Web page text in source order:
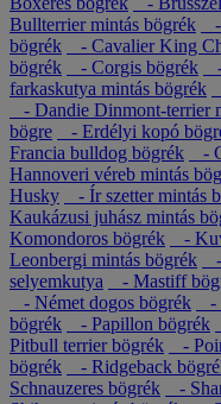
Bullterrier mintás bögrék
-
bögrék
- Cavalier King
bögrék
- Corgis bögrék
farkaskutya mintás bögrék
- Dandie Dinmont-terrier
bögre
- Erdélyi kopó
Francia bulldog bögrék
-
Hannoveri véreb mintás
Husky
- Ír szetter mintás
Kaukázusi juhász mintás
Komondoros bögrék
-
Leonbergi mintás bögrék
selyemkutya
- Mastiff
- Német dogos bögrék
-
bögrék
- Papillon bögrék
Pitbull terrier bögrék
-
bögrék
- Ridgeback
Schnauzeres bögrék
-